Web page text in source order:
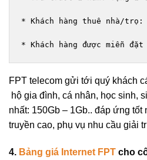
* Khách hàng thuê nhà/
* Khách hàng được miễn
FPT telecom gửi tới quý khách
hộ gia đình, cá nhân, học sinh,
nhất: 150Gb – 1Gb.. đáp ứng
truyền cao, phụ vụ nhu cầu giải
4. Bảng giá Internet FPT cho